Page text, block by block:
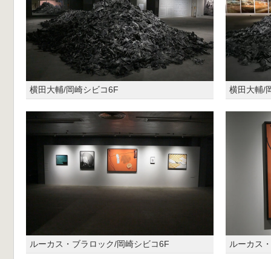
横田大輔/岡崎シビコ6F 横田大輔/
ルーカス・ブラロック/岡崎シビコ6F ルーカス